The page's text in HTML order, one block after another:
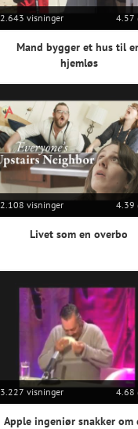
2.643 visninger 4.57
Mand bygger et hus til
hjemløs
2.108 visninger 4.39
Livet som en overbo
3.227 visninger 4.68
Apple ingeniør snakker om